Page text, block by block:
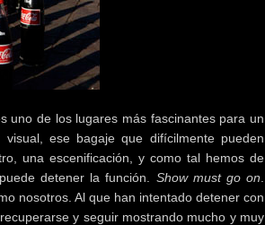
uno de los lugares más fascinantes para un
ese bagaje que difícilmente pueden
una escenificación, y como tal hemos de
detener la función. Show must go on
nosotros. Al que han intentado detener con
y seguir mostrando mucho y muy